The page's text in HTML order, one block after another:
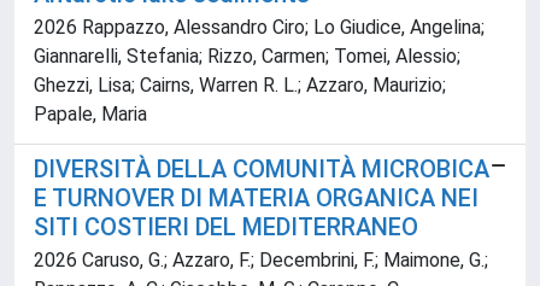
2026 Rappazzo, Alessandro Ciro; Lo Giudice, Angelina;
Giannarelli, Stefania; Rizzo, Carmen; Tomei, Alessio;
Ghezzi, Lisa; Cairns, Warren R. L.; Azzaro, Maurizio;
Papale, Maria
DIVERSITÀ DELLA COMUNITÀ MICROBICA
E TURNOVER DI MATERIA ORGANICA NEI
SITI COSTIERI DEL MEDITERRANEO
2026 Caruso, G.; Azzaro, F.; Decembrini, F.; Maimone, G.;